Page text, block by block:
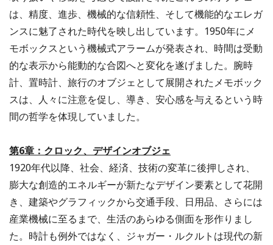
は、精度、進歩、機械的な信頼性、そして機能的なエレガ
ンスに魅了された時代を映し出しています。1950年にメ
モボックスという機械式アラームが発表され、時間は受動
的な表示から能動的な合図へと変化を遂げました。腕時
計、置時計、旅行のオブジェとして展開されたメモボック
スは、人々に注意を促し、導き、安心感を与えるという時
間の哲学を体現していました。
第6章：クロック、デザインオブジェ
1920年代以降、社会、経済、技術の変革に後押しされ、
膨大な創造的エネルギーが新たなデザイン要素として花開
き、建築やグラフィックから交通手段、日用品、さらには
産業機械に至るまで、生活のあらゆる側面を形作りまし
た。時計も例外ではなく、ジャガー・ルクルトは現代の新